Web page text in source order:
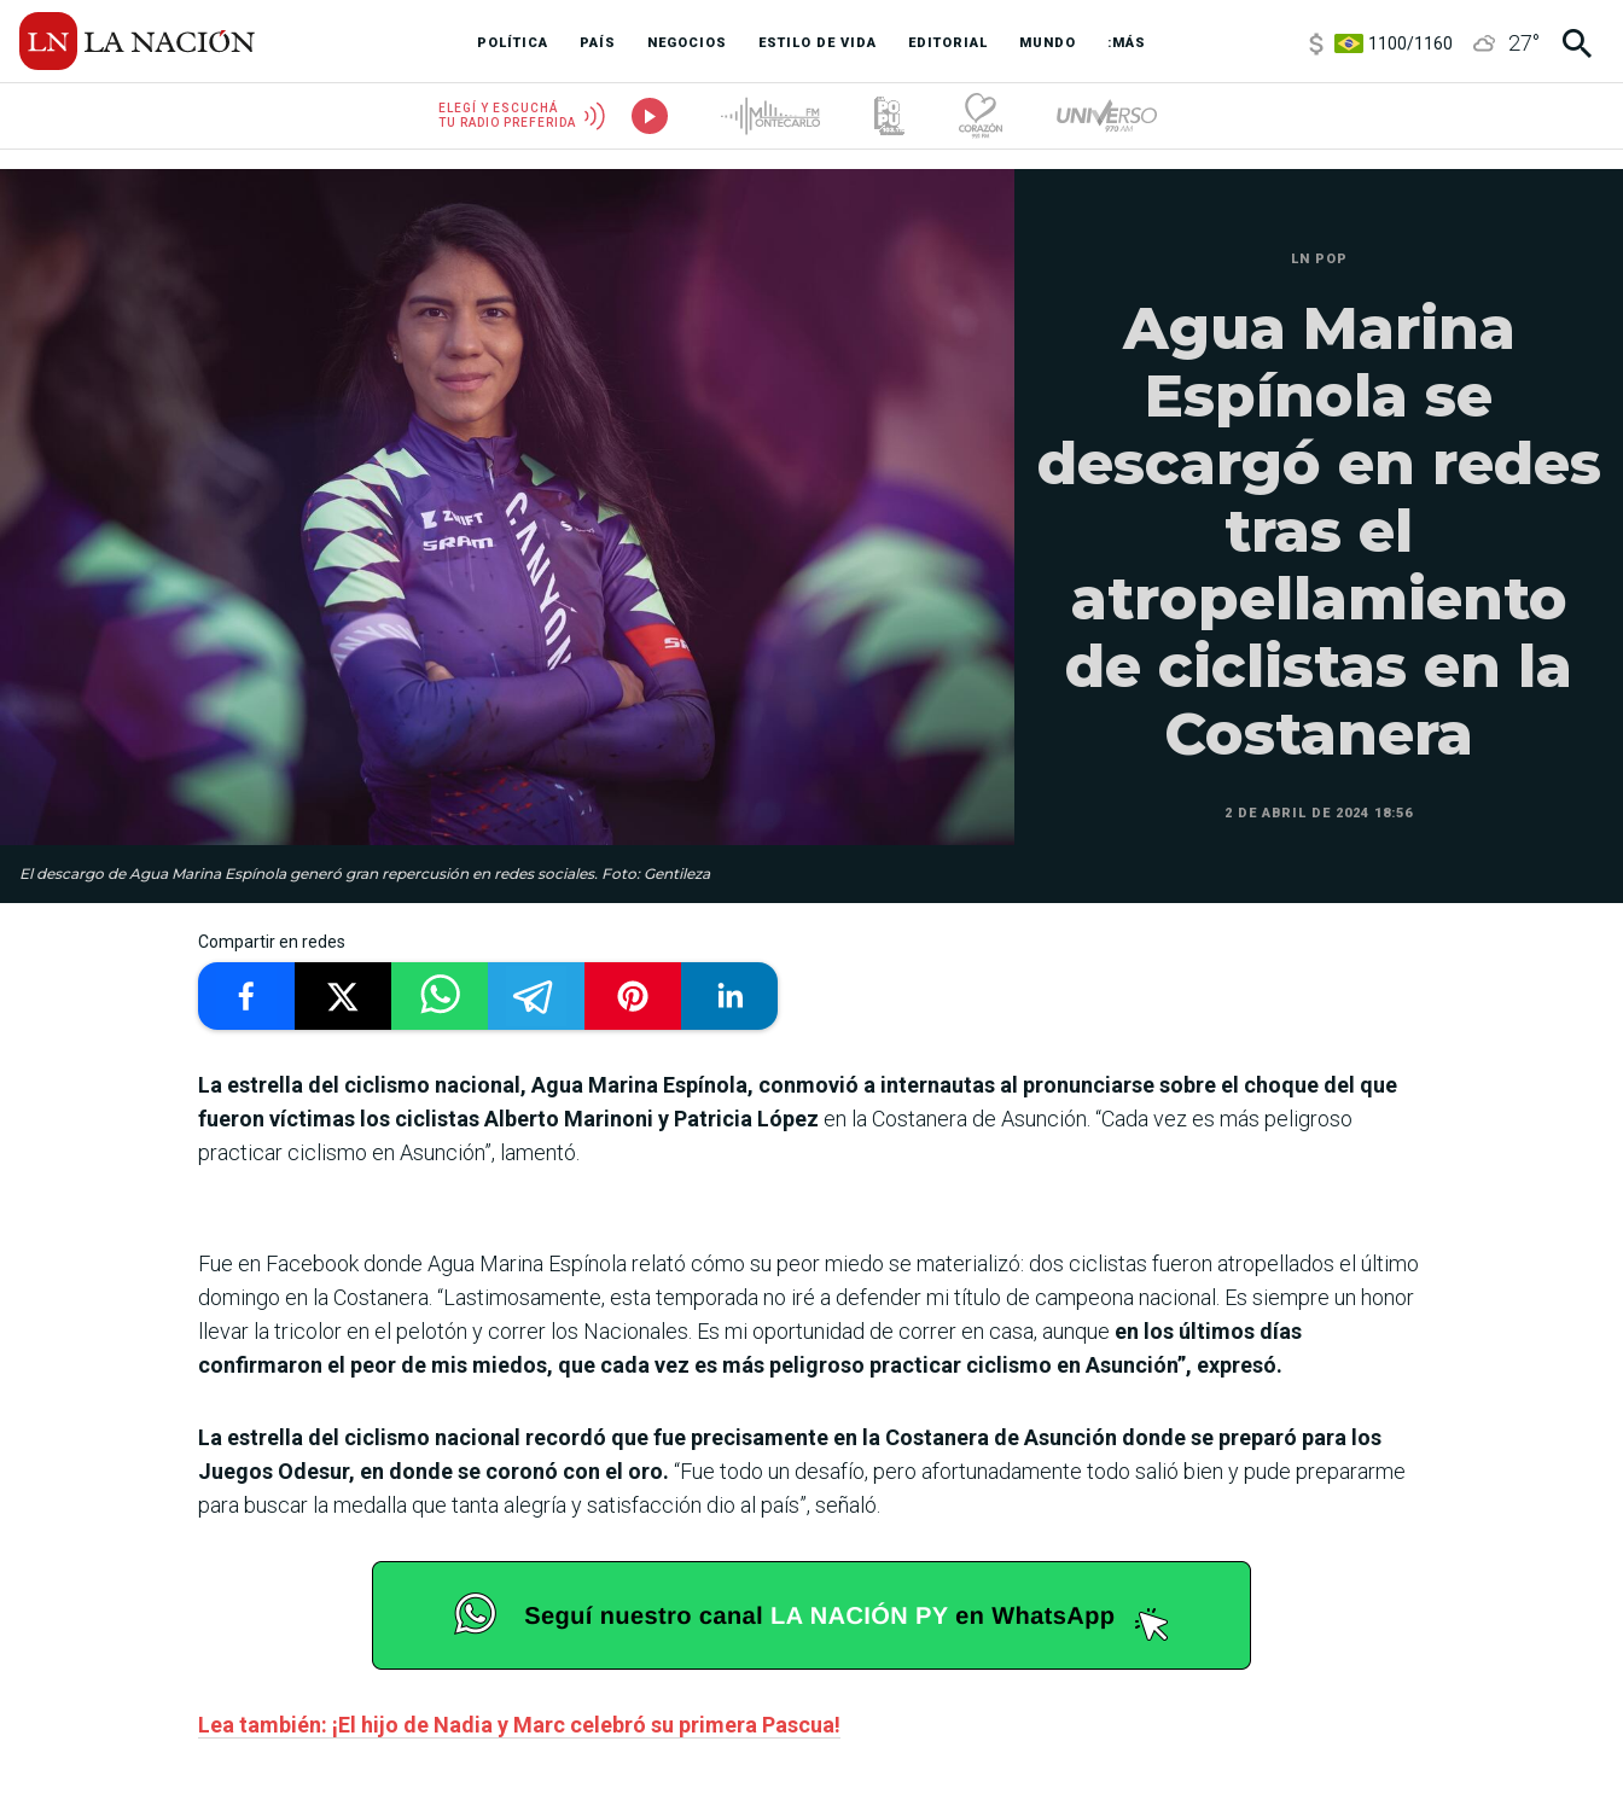
POLÍTICA PAÍS NEGOCIOS ESTILO DE VIDA EDITORIAL MUNDO :MÁS
3,8/4
27°
ELEGÍ Y ESCUCHÁ
TU RADIO PREFERIDA
El descargo de Agua Marina Espínola generó gran repercusión en redes sociales. Foto: Gentileza
LN POP
Agua Marina
Espínola se
descargó en redes
tras el
atropellamiento
de ciclistas en la
Costanera
2 DE ABRIL DE 2024 18:56
Compartir en redes
La estrella del ciclismo nacional, Agua Marina Espínola, conmovió a internautas al pronunciarse sobre el choque del que
fueron víctimas los ciclistas Alberto Marinoni y Patricia López en la Costanera de Asunción. “Cada vez es más peligroso
practicar ciclismo en Asunción”, lamentó.
Fue en Facebook donde Agua Marina Espínola relató cómo su peor miedo se materializó: dos ciclistas fueron atropellados el último
domingo en la Costanera. “Lastimosamente, esta temporada no iré a defender mi título de campeona nacional. Es siempre un honor
llevar la tricolor en el pelotón y correr los Nacionales. Es mi oportunidad de correr en casa, aunque en los últimos días
confirmaron el peor de mis miedos, que cada vez es más peligroso practicar ciclismo en Asunción”, expresó.
La estrella del ciclismo nacional recordó que fue precisamente en la Costanera de Asunción donde se preparó para los
Juegos Odesur, en donde se coronó con el oro. “Fue todo un desafío, pero afortunadamente todo salió bien y pude prepararme
para buscar la medalla que tanta alegría y satisfacción dio al país”, señaló.
Lea también: ¡El hijo de Nadia y Marc celebró su primera Pascua!